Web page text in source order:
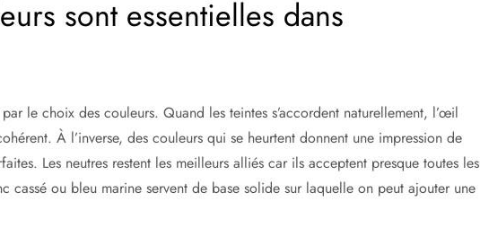
sont essentielles dans
le choix des couleurs. Quand les teintes s’accordent naturellement, l’œil
À l’inverse, des couleurs qui se heurtent donnent une impression de
Les neutres restent les meilleurs alliés car ils acceptent presque toutes les
cassé ou bleu marine servent de base solide sur laquelle on peut ajouter une